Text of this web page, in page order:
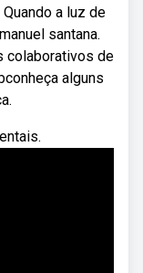
a luz de
santana.
colaborativos de
alguns